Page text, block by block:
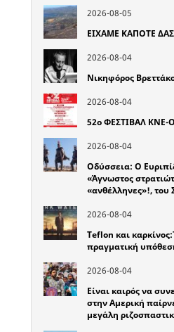
2026-08-05
ΕΙΧΑΜΕ ΚΑΠΟΤΕ
2026-08-04
Νικηφόρος
2026-08-04
52o ΦΕΣΤΙΒΑΛ ΚΝΕ-
2026-08-04
Οδύσσεια: Ο
«Άγνωστος
«ανθέλληνες»!, του
2026-08-04
Teflon και
πραγματική
2026-08-04
Είναι καιρός να
στην Αμερική
μεγάλη